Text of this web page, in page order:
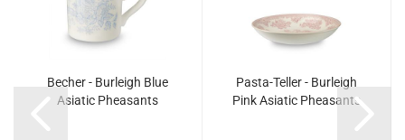
Becher - Burleigh Blue
Asiatic Pheasants
Pasta-Teller - Burleigh
Pink Asiatic Pheasants